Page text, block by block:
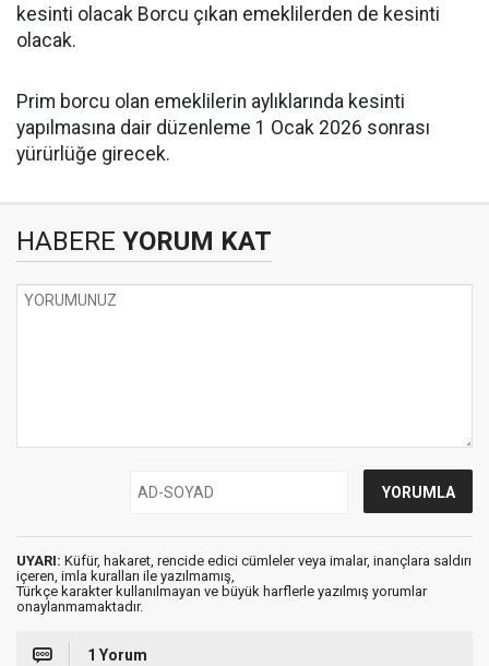
kesinti olacak Borcu çıkan emeklilerden de kesinti
olacak.
Prim borcu olan emeklilerin aylıklarında kesinti
yapılmasına dair düzenleme 1 Ocak 2026 sonrası
yürürlüğe girecek.
HABERE YORUM KAT
UYARI: Küfür, hakaret, rencide edici cümleler veya imalar, inançlara saldırı
içeren, imla kuralları ile yazılmamış,
Türkçe karakter kullanılmayan ve büyük harflerle yazılmış yorumlar
onaylanmamaktadır.
1 Yorum